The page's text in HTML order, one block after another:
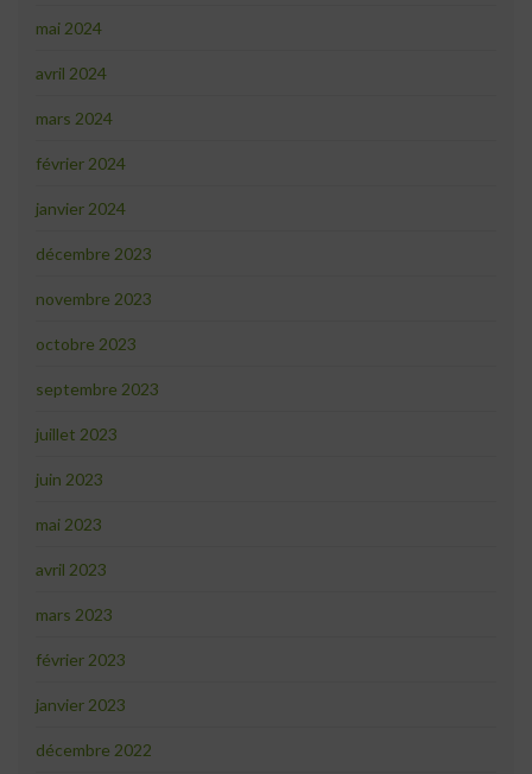
mai 2024
avril 2024
mars 2024
février 2024
janvier 2024
décembre 2023
novembre 2023
octobre 2023
septembre 2023
juillet 2023
juin 2023
mai 2023
avril 2023
mars 2023
février 2023
janvier 2023
décembre 2022